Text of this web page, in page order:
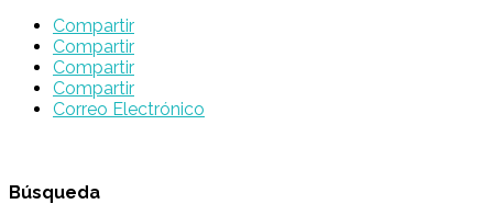
Compartir
Compartir
Compartir
Compartir
Correo Electrónico
Búsqueda